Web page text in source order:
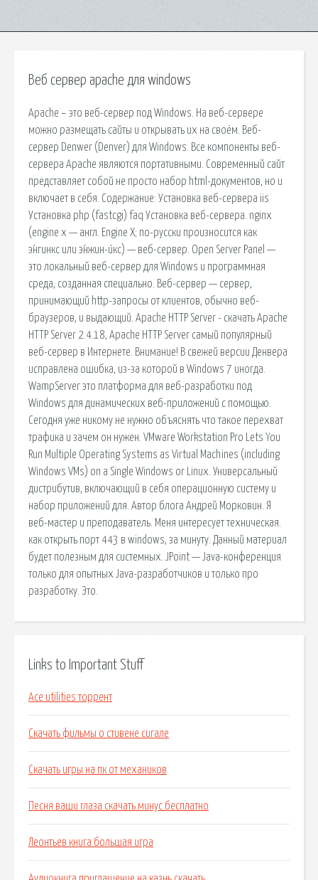
Веб сервер apache для windows
Apache – это веб-сервер под Windows. На веб-сервере
можно размещать сайты и открывать их на своём. Веб-
сервер Denwer (Denver) для Windows. Все компоненты веб-
сервера Apache являются портативными. Современный сайт
представляет собой не просто набор html-документов, но и
включает в себя. Содержание: Установка веб-сервера iis
Установка php (fastcgi) faq Установка веб-сервера. nginx
(engine x — англ. Engine X; по-русски произносится как
э́нгинкс или э́нжин-и́кс) — веб-сервер. Open Server Panel —
это локальный веб-сервер для Windows и программная
среда, созданная специально. Веб-сервер — сервер,
принимающий http-запросы от клиентов, обычно веб-
браузеров, и выдающий. Apache HTTP Server - скачать Apache
HTTP Server 2.4.18, Apache HTTP Server самый популярный
веб-сервер в Интернете. Внимание! В свежей версии Денвера
исправлена ошибка, из-за которой в Windows 7 иногда.
WampServer это платформа для веб-разработки под
Windows для динамических веб-приложений с помощью.
Сегодня уже никому не нужно объяснять что такое перехват
трафика и зачем он нужен. VMware Workstation Pro Lets You
Run Multiple Operating Systems as Virtual Machines (including
Windows VMs) on a Single Windows or Linux. Универсальный
дистрибутив, включающий в себя операционную систему и
набор приложений для. Автор блога Андрей Морковин. Я
веб-мастер и преподаватель. Меня интересует техническая.
как открыть порт 443 в windows, за минуту. Данный материал
будет полезным для системных. JPoint — Java-конференция
только для опытных Java-разработчиков и только про
разработку. Это.
Links to Important Stuff
Ace utilities торрент
Скачать фильмы о стивене сигале
Скачать игры на пк от механиков
Песня ваши глаза скачать минус бесплатно
Леонтьев книга большая игра